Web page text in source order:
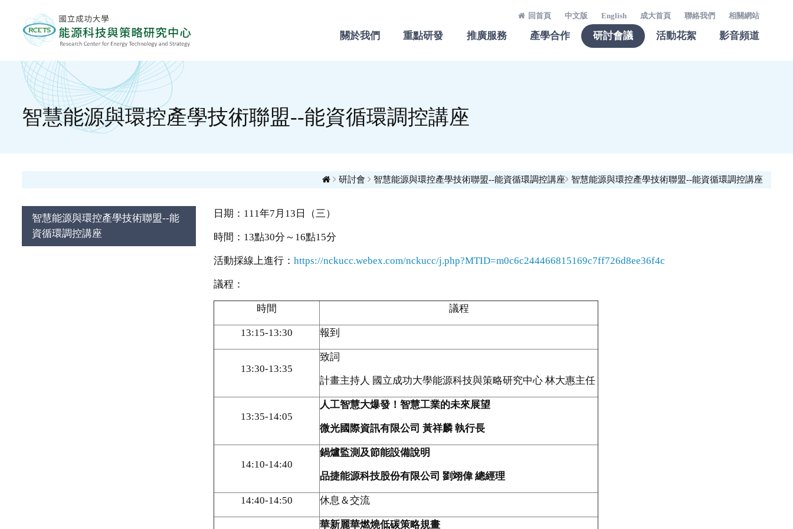
關於我們 重點研發 推廣服務 產學合作 研討會議 活動花絮 影音頻道
回首頁 中文版 English 成大首頁 聯絡我們 相關網站
智慧能源與環控產學技術聯盟--能資循環調控講座
研討會 智慧能源與環控產學技術聯盟--能資循環調控講座 智慧能源與環控產學技術聯盟--能資循環調控講座
智慧能源與環控產學技術聯盟--能
資循環調控講座
日期：111年7月13日（三）
時間：13點30分～16點15分
活動採線上進行： https://nckucc.webex.com/nckucc/j.php?MTID=m0c6c244466815169c7ff726d8ee36f4c
議程：
時間 議程
13:15-13:30 報到
13:30-13:35
致詞
計畫主持人 國立成功大學能源科技與策略研究中心 林大惠主任
13:35-14:05
人工智慧大爆發！智慧工業的未來展望
微光國際資訊有限公司 黃祥麟 執行長
14:10-14:40
鍋爐監測及節能設備說明
品捷能源科技股份有限公司 劉翊偉 總經理
14:40-14:50 休息＆交流
華新麗華燃燒低碳策略規畫